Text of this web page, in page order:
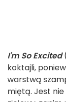
I'm So Excited
koktajli,
warstwą
miętą. Jest nie